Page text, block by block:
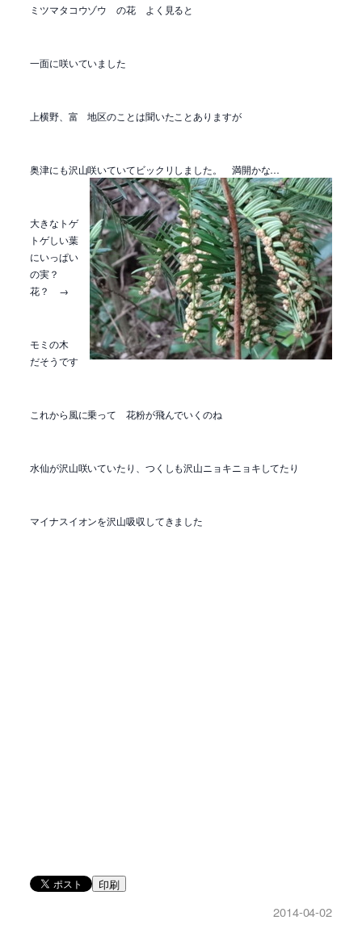
ミツマタコウゾウ の花 よく見ると
一面に咲いていました
上横野、富 地区のことは聞いたことありますが
奥津にも沢山咲いていてビックリしました。 満開かな…
大きなトゲ
トゲしい葉
にいっぱい
の実？
花？ →
モミの木
だそうです
これから風に乗って 花粉が飛んでいくのね
水仙が沢山咲いていたり、つくしも沢山ニョキニョキしてたり
マイナスイオンを沢山吸収してきました
印刷
2014-04-02